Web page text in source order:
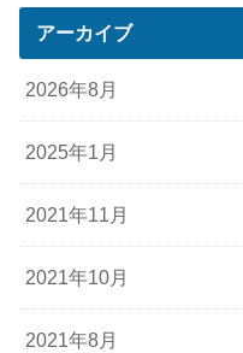
アーカイブ
2026年8月
2025年1月
2021年11月
2021年10月
2021年8月